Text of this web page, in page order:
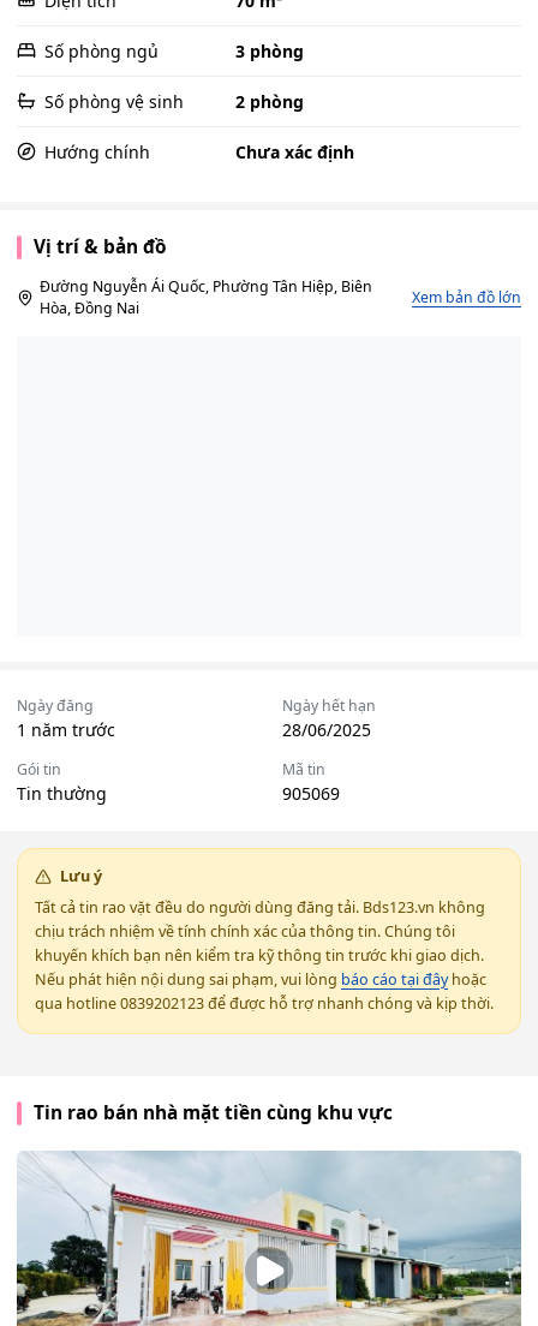
Số phòng ngủ 3 phòng
Số phòng vệ sinh 2 phòng
Hướng chính Chưa xác định
Vị trí & bản đồ
Đường Nguyễn Ái Quốc, Phường Tân Hiệp, Biên
Hòa, Đồng Nai
Xem bản đồ lớn
Ngày đăng
1 năm trước
Ngày hết hạn
28/06/2025
Gói tin
Tin thường
Mã tin
905069
Lưu ý
Tất cả tin rao vặt đều do người dùng đăng tải. Bds123.vn không
chịu trách nhiệm về tính chính xác của thông tin. Chúng tôi
khuyến khích bạn nên kiểm tra kỹ thông tin trước khi giao dịch.
Nếu phát hiện nội dung sai phạm, vui lòng báo cáo tại đâyhoặc
qua hotline 0839202123 để được hỗ trợ nhanh chóng và kịp thời.
Tin rao bán nhà mặt tiền cùng khu vực